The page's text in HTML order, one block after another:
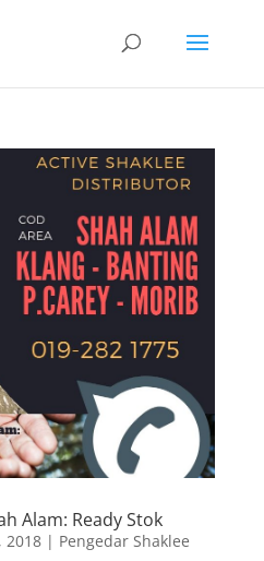
Alam: Ready Stok
2018| Pengedar Shaklee